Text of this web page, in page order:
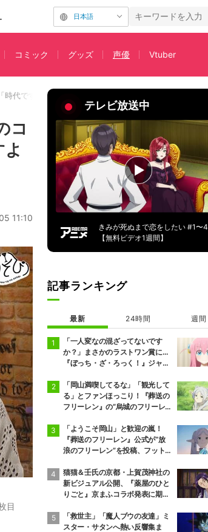
日本語
コミック グッズ 声優 Vtuber
代ですよ時代！」
コ
11:10
目
テレビ放送中
きみが死ぬまで恋をしたい #1〜4
【無料ビデオ1週間】
記事ランキング
最新 24時間 週間
「一人変なの混ざってないです
か？」まさかのラストワン賞に…
『ぼっち・ざ・ろっく！』ジャー
「岡山満喫してるな」「観光して
る」とファンほっこり！『葬送の
フリーレン』の“烏城のフリーレ
「ようこそ岡山」と歓迎の嵐！
『葬送のフリーレン』公式が“放
浪のフリーレン”を投稿、フット
猫猫＆壬氏の京都・上賀茂神社の
新ビジュアル公開、『薬屋のひと
りごと』京まふコラボ発表に期待
「救世主」「魔人ブウの友達」ミ
スター・サタンへ熱い反響集ま